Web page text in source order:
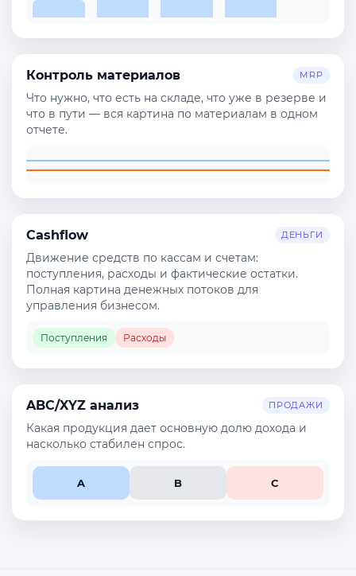
Контроль материалов MRP
Что нужно, что есть на складе, что уже в резерве и
что в пути — вся картина по материалам в одном
отчете.
Cashflow ДЕНЬГИ
Движение средств по кассам и счетам:
поступления, расходы и фактические остатки.
Полная картина денежных потоков для
управления бизнесом.
Поступления Расходы
ABC/XYZ анализ ПРОДАЖИ
Какая продукция дает основную долю дохода и
насколько стабилен спрос.
A B C